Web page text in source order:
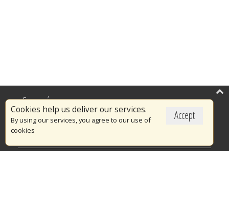
Accept
Cookies help us deliver our services.
By using our services, you agree to our use of
cookies
Επικαιρότητα
Το Πυροσβεστικό Σώμα